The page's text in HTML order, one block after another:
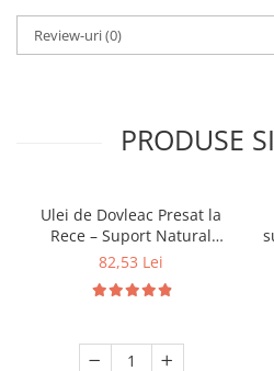
Review-uri(0)
PRODUSE
Ulei de Dovleac Presat la
Rece – Suport Natural
pentru Prostată și Sistemul
82,53 Lei